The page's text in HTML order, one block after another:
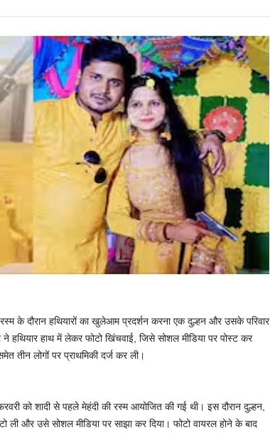
रस्म के दौरान हथियारों का खुलेआम प्रदर्शन करना एक दुल्हन और उसके परिवार
हथियार हाथ में लेकर फोटो खिंचवाई, जिसे सोशल मीडिया पर पोस्ट कर
तीन लोगों पर प्राथमिकी दर्ज कर ली।
को शादी से पहले मेहंदी की रस्म आयोजित की गई थी। इस दौरान दुल्हन,
और उसे सोशल मीडिया पर साझा कर दिया। फोटो वायरल होने के बाद